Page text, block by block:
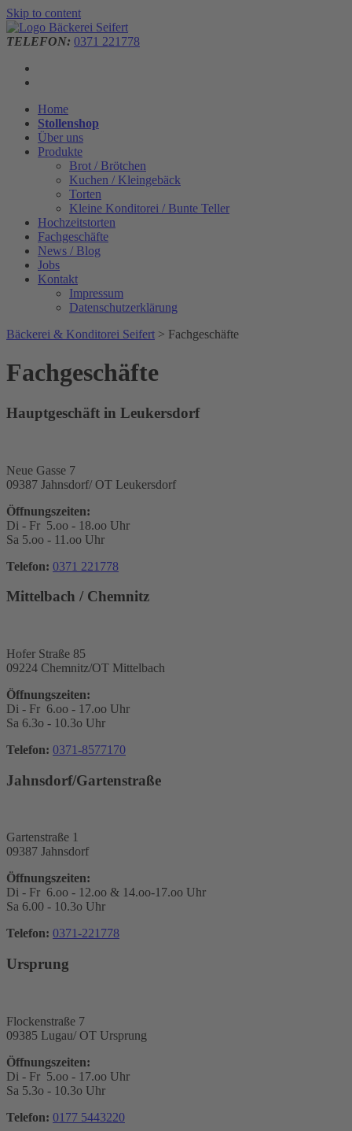
Skip to content
TELEFON: 0371 221778
Home
Stollenshop
Über uns
Produkte
Brot / Brötchen
Kuchen / Kleingebäck
Torten
Kleine Konditorei / Bunte Teller
Hochzeitstorten
Fachgeschäfte
News / Blog
Jobs
Kontakt
Impressum
Datenschutzerklärung
Bäckerei & Konditorei Seifert > Fachgeschäfte
Fachgeschäfte
Hauptgeschäft in Leukersdorf
Neue Gasse 7
09387 Jahnsdorf/ OT Leukersdorf
Öffnungszeiten:
Di - Fr 5.oo - 18.oo Uhr
Sa 5.oo - 11.oo Uhr
Telefon: 0371 221778
Mittelbach / Chemnitz
Hofer Straße 85
09224 Chemnitz/OT Mittelbach
Öffnungszeiten:
Di - Fr 6.oo - 17.oo Uhr
Sa 6.3o - 10.3o Uhr
Telefon: 0371-8577170
Jahnsdorf/Gartenstraße
Gartenstraße 1
09387 Jahnsdorf
Öffnungszeiten:
Di - Fr 6.oo - 12.oo & 14.oo-17.oo Uhr
Sa 6.00 - 10.3o Uhr
Telefon: 0371-221778
Ursprung
Flockenstraße 7
09385 Lugau/ OT Ursprung
Öffnungszeiten:
Di - Fr 5.oo - 17.oo Uhr
Sa 5.3o - 10.3o Uhr
Telefon: 0177 5443220